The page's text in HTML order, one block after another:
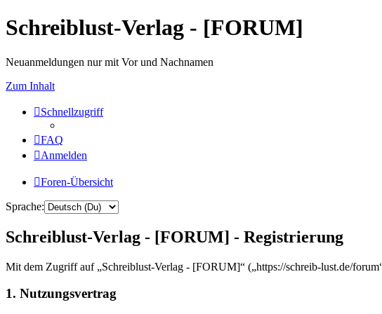
Schreiblust-Verlag - [FORUM]
Neuanmeldungen nur mit Vor und Nachnamen
Zum Inhalt
Schnellzugriff
FAQ
Anmelden
Foren-Übersicht
Sprache:
Schreiblust-Verlag - [FORUM] - Registrierung
Mit dem Zugriff auf „Schreiblust-Verlag - [FORUM]“ („https://schreib-lust.de/
1. Nutzungsvertrag